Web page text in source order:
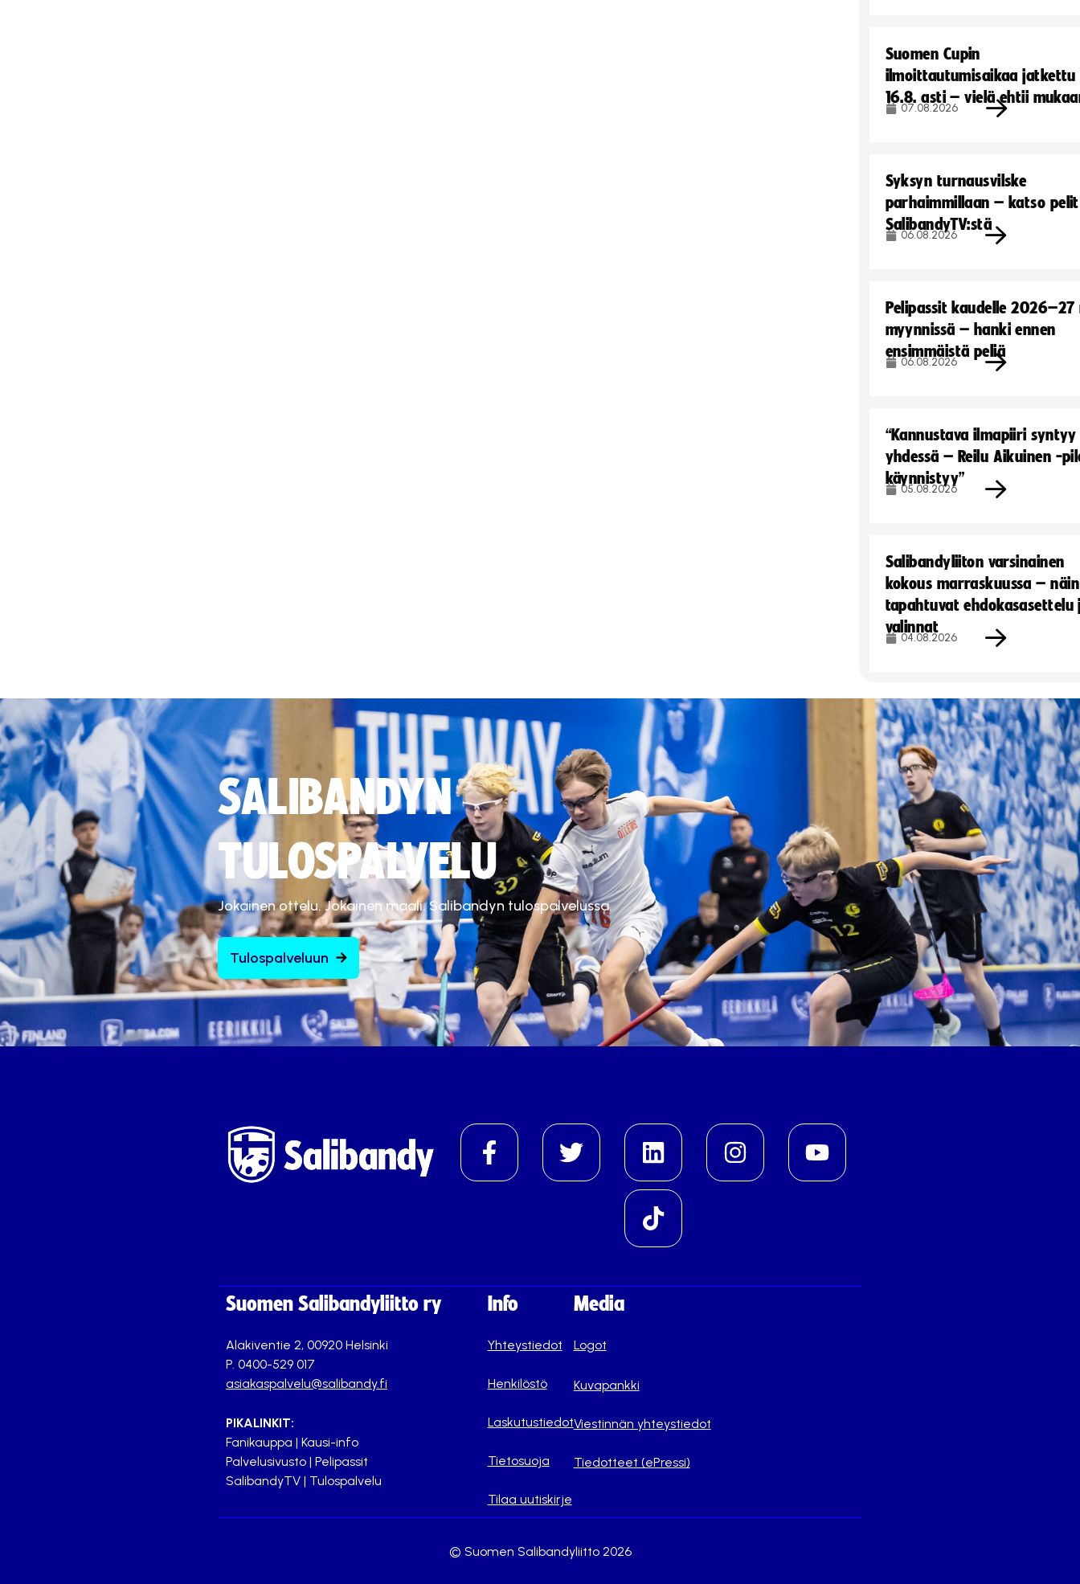
Suomen Cupin
ilmoittautumisaikaa jatkettu
16.8. asti – vielä ehtii
07.08.2026
Syksyn turnausvilske
parhaimmillaan – katso pelit
SalibandyTV:stä
06.08.2026
Pelipassit kaudelle
myynnissä – hanki ennen
ensimmäistä peliä
06.08.2026
“Kannustava ilmapiiri syntyy
yhdessä – Reilu Aikuinen -
käynnistyy”
05.08.2026
Salibandyliiton varsinainen
kokous marraskuussa – näin
tapahtuvat ehdokasasettelu
valinnat
04.08.2026
SALIBANDYN
TULOSPALVELU
Jokainen ottelu. Jokainen maali. Salibandyn tulospalvelussa.
Tulospalveluun
Suomen Salibandyliitto ry
Alakiventie 2, 00920 Helsinki
P. 0400-529 017
asiakaspalvelu@salibandy.fi
PIKALINKIT:
Fanikauppa | Kausi-info
Palvelusivusto | Pelipassit
SalibandyTV | Tulospalvelu
Info
Yhteystiedot
Henkilöstö
Laskutustiedot
Tietosuoja
Tilaa uutiskirje
Media
Logot
Kuvapankki
Viestinnän yhteystiedot
Tiedotteet (ePressi)
© Suomen Salibandyliitto 2026